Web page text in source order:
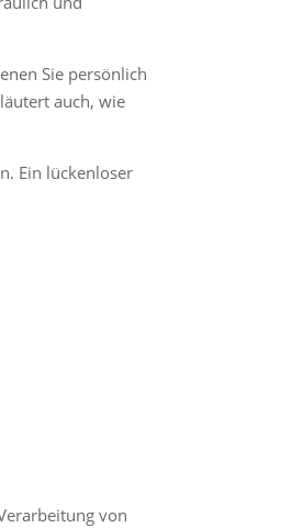
Sie persönlich
auch, wie
Ein lückenloser
von